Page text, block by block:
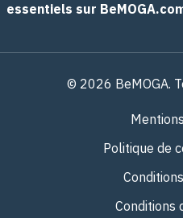
essentiels sur
© 2026 BeMOGA.
Politique de
Conditions